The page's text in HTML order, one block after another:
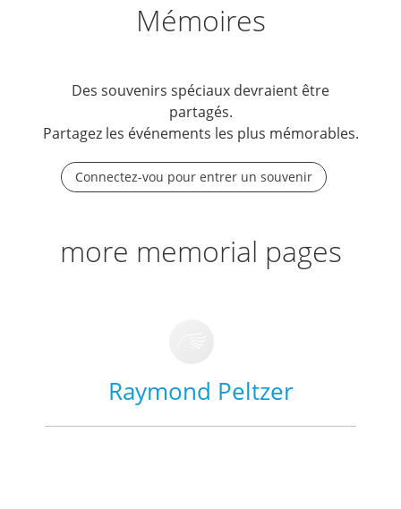
Mémoires
Des souvenirs spéciaux devraient être
partagés.
Partagez les événements les plus mémorables.
Connectez-vou pour entrer un souvenir
more memorial pages
Raymond Peltzer